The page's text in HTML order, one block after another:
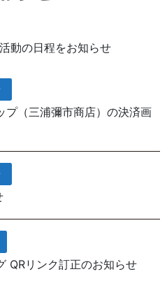
動の日程をお知らせ
（三浦彌市商店）の決済画
QRリンク訂正のお知らせ